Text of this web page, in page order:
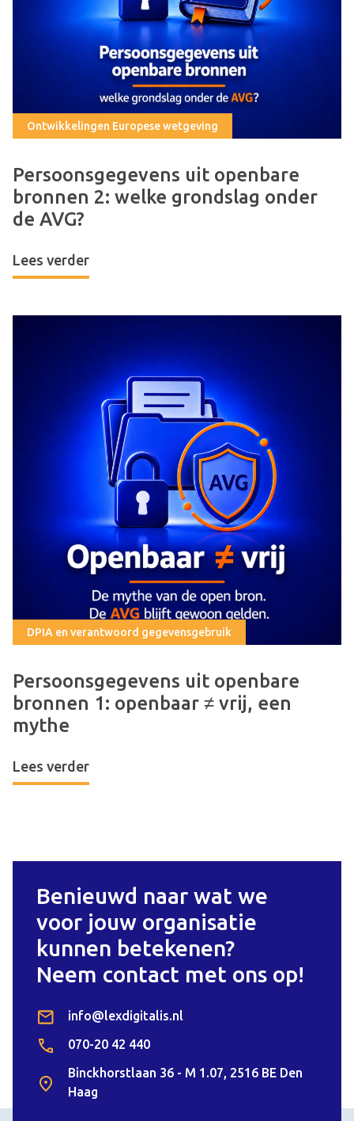
Ontwikkelingen Europese wetgeving
Persoonsgegevens uit openbare
bronnen 2: welke grondslag onder
de AVG?
Lees verder
DPIA en verantwoord gegevensgebruik
Persoonsgegevens uit openbare
bronnen 1: openbaar ≠ vrij, een
mythe
Lees verder
Benieuwd naar wat we
voor jouw organisatie
kunnen betekenen?
Neem contact met ons op!
info@lexdigitalis.nl
070-20 42 440
Binckhorstlaan 36 - M 1.07, 2516 BE Den
Haag